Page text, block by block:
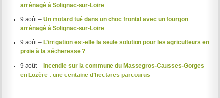
aménagé à Solignac-sur-Loire
9 août – Un motard tué dans un choc frontal avec un fourgon
aménagé à Solignac-sur-Loire
9 août – L’irrigation est-elle la seule solution pour les agriculteurs en
proie à la sécheresse ?
9 août – Incendie sur la commune du Massegros-Causses-Gorges
en Lozère : une centaine d’hectares parcourus